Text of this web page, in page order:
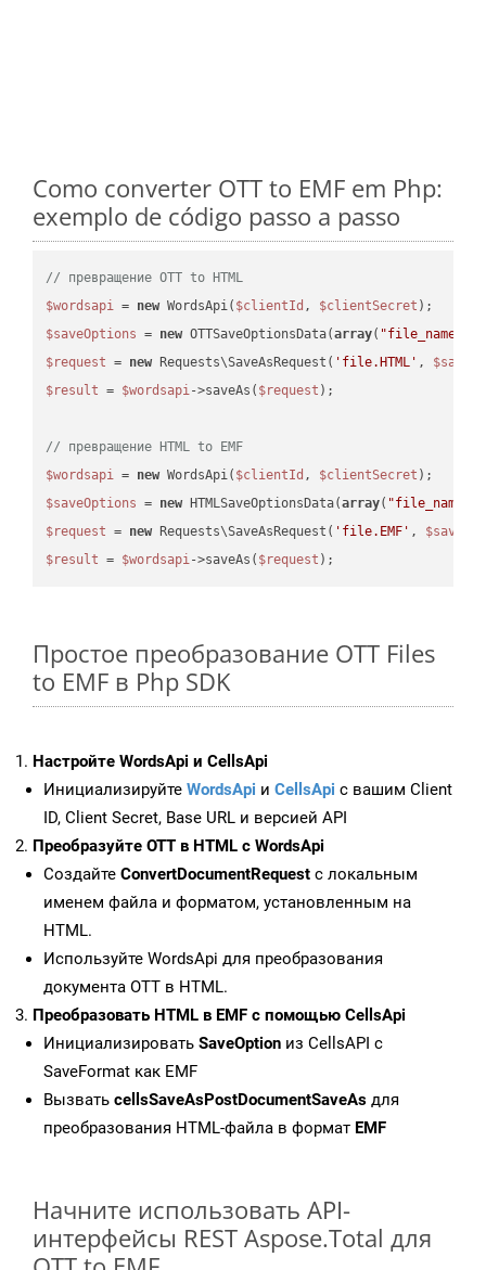
Como converter OTT to EMF em Php:
exemplo de código passo a passo
// превращение OTT to HTML
$wordsapi = new WordsApi( $clientId , $clientSecret
$saveOptions = new OTTSaveOptionsData(array( "file_name"
$request = new Requests\SaveAsRequest( 'file.HTML' ,
$result = $wordsapi->saveAs( $request );
// превращение HTML to EMF
$wordsapi = new WordsApi( $clientId , $clientSecret
$saveOptions = new HTMLSaveOptionsData(array( "file_name"
$request = new Requests\SaveAsRequest( 'file.EMF' ,
$result = $wordsapi->saveAs( $request
Простое преобразование OTT Files
to EMF в Php SDK
Настройте WordsApi и CellsApi
Инициализируйте WordsApi и CellsApi с вашим Client
ID, Client Secret, Base URL и версией API
Преобразуйте OTT в HTML с WordsApi
Создайте ConvertDocumentRequest с локальным
именем файла и форматом, установленным на
HTML.
Используйте WordsApi для преобразования
документа OTT в HTML.
Преобразовать HTML в EMF с помощью CellsApi
Инициализировать SaveOption из CellsAPI с
SaveFormat как EMF
Вызвать cellsSaveAsPostDocumentSaveAs для
преобразования HTML-файла в формат EMF
Начните использовать API-
интерфейсы REST Aspose.Total для